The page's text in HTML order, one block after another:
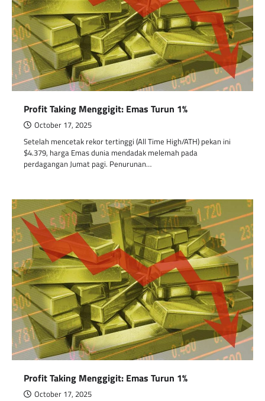
Profit Taking Menggigit: Emas Turun 1%
October 17, 2025
Setelah mencetak rekor tertinggi (All Time High/ATH) pekan ini
$4.379, harga Emas dunia mendadak melemah pada
perdagangan Jumat pagi. Penurunan…
Profit Taking Menggigit: Emas Turun 1%
October 17, 2025